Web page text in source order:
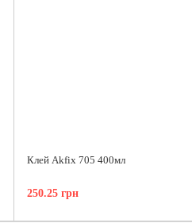
Клей Akfix 705 400мл
250.25 грн